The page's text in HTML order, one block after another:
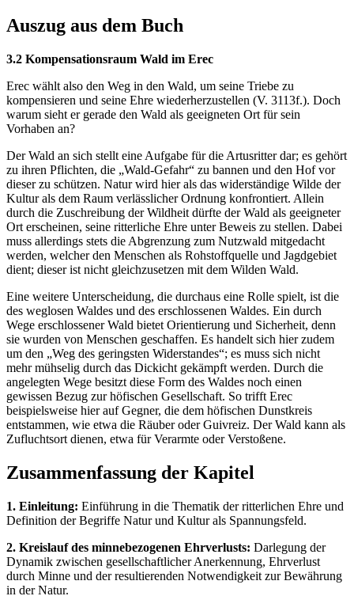
Auszug aus dem Buch
3.2 Kompensationsraum Wald im Erec
Erec wählt also den Weg in den Wald, um seine Triebe zu
kompensieren und seine Ehre wiederherzustellen (V. 3113f.). Doch
warum sieht er gerade den Wald als geeigneten Ort für sein
Vorhaben an?
Der Wald an sich stellt eine Aufgabe für die Artusritter dar; es gehört
zu ihren Pflichten, die „Wald-Gefahr“ zu bannen und den Hof vor
dieser zu schützen. Natur wird hier als das widerständige Wilde der
Kultur als dem Raum verlässlicher Ordnung konfrontiert. Allein
durch die Zuschreibung der Wildheit dürfte der Wald als geeigneter
Ort erscheinen, seine ritterliche Ehre unter Beweis zu stellen. Dabei
muss allerdings stets die Abgrenzung zum Nutzwald mitgedacht
werden, welcher den Menschen als Rohstoffquelle und Jagdgebiet
dient; dieser ist nicht gleichzusetzen mit dem Wilden Wald.
Eine weitere Unterscheidung, die durchaus eine Rolle spielt, ist die
des weglosen Waldes und des erschlossenen Waldes. Ein durch
Wege erschlossener Wald bietet Orientierung und Sicherheit, denn
sie wurden von Menschen geschaffen. Es handelt sich hier zudem
um den „Weg des geringsten Widerstandes“; es muss sich nicht
mehr mühselig durch das Dickicht gekämpft werden. Durch die
angelegten Wege besitzt diese Form des Waldes noch einen
gewissen Bezug zur höfischen Gesellschaft. So trifft Erec
beispielsweise hier auf Gegner, die dem höfischen Dunstkreis
entstammen, wie etwa die Räuber oder Guivreiz. Der Wald kann als
Zufluchtsort dienen, etwa für Verarmte oder Verstoßene.
Zusammenfassung der Kapitel
1. Einleitung: Einführung in die Thematik der ritterlichen Ehre und
Definition der Begriffe Natur und Kultur als Spannungsfeld.
2. Kreislauf des minnebezogenen Ehrverlusts: Darlegung der
Dynamik zwischen gesellschaftlicher Anerkennung, Ehrverlust
durch Minne und der resultierenden Notwendigkeit zur Bewährung
in der Natur.